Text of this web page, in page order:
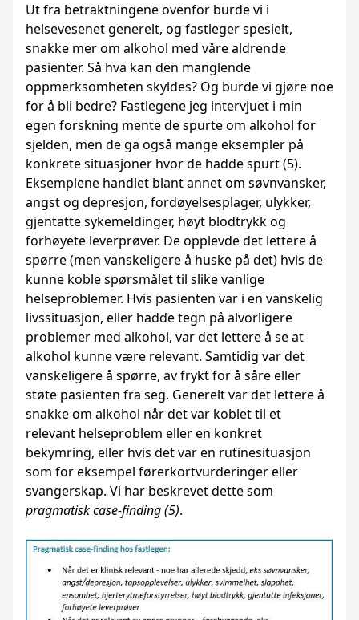
Ut fra betraktningene ovenfor burde vi i
helsevesenet generelt, og fastleger spesielt,
snakke mer om alkohol med våre aldrende
pasienter. Så hva kan den manglende
oppmerksomheten skyldes? Og burde vi gjøre noe
for å bli bedre? Fastlegene jeg intervjuet i min
egen forskning mente de spurte om alkohol for
sjelden, men de ga også mange eksempler på
konkrete situasjoner hvor de hadde spurt (5).
Eksemplene handlet blant annet om søvnvansker,
angst og depresjon, fordøyelsesplager, ulykker,
gjentatte sykemeldinger, høyt blodtrykk og
forhøyete leverprøver. De opplevde det lettere å
spørre (men vanskeligere å huske på det) hvis de
kunne koble spørsmålet til slike vanlige
helseproblemer. Hvis pasienten var i en vanskelig
livssituasjon, eller hadde tegn på alvorligere
problemer med alkohol, var det lettere å se at
alkohol kunne være relevant. Samtidig var det
vanskeligere å spørre, av frykt for å såre eller
støte pasienten fra seg. Generelt var det lettere å
snakke om alkohol når det var koblet til et
relevant helseproblem eller en konkret
bekymring, eller hvis det var en rutinesituasjon
som for eksempel førerkortvurderinger eller
svangerskap. Vi har beskrevet dette som
pragmatisk case-finding(5).